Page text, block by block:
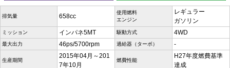
排気量 658cc
使用燃料
エンジン
レギュラー
ガソリン
ミッション インパネ5MT 駆動方式 4WD
最大出力 46ps/5700rpm 過給器（ターボ） -
生産期間
2015年04月～201
7年10月
燃費性能
H27年度燃費基準
達成